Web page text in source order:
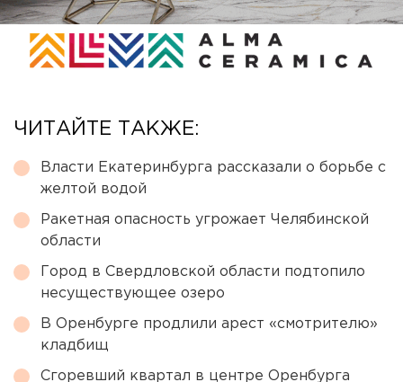
ЧИТАЙТЕ ТАКЖЕ:
Власти Екатеринбурга рассказали о борьбе с
желтой водой
Ракетная опасность угрожает Челябинской
области
Город в Свердловской области подтопило
несуществующее озеро
В Оренбурге продлили арест «смотрителю»
кладбищ
Сгоревший квартал в центре Оренбурга